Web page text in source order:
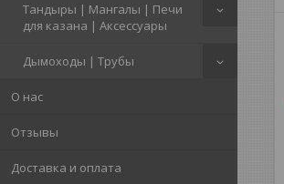
Тандыры | Мангалы | Печи
для казана | Аксессуары
Дымоходы | Трубы
О нас
Отзывы
Доставка и оплата